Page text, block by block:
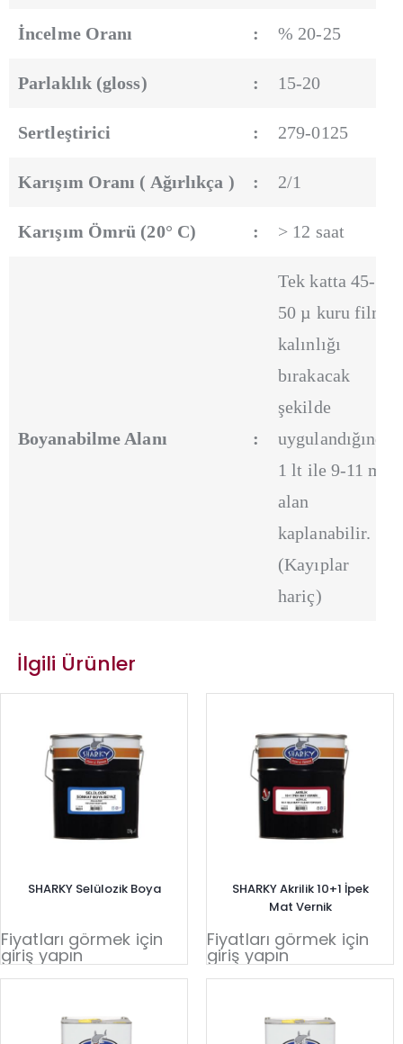
İncelme Oranı : % 20-25
Parlaklık (gloss) : 15-20
Sertleştirici : 279-0125
Karışım Oranı ( Ağırlıkça ) : 2/1
Karışım Ömrü (20° C) : > 12 saat
Boyanabilme Alanı :
Tek katta 45-
50 µ kuru film
kalınlığı
bırakacak
şekilde
uygulandığında
1 lt ile 9-11 m²
alan
kaplanabilir.
(Kayıplar
hariç)
İlgili Ürünler
SHARKY Selülozik Boya
Fiyatları görmek için
giriş yapın
SHARKY Akrilik 10+1 İpek
Mat Vernik
Fiyatları görmek için
giriş yapın